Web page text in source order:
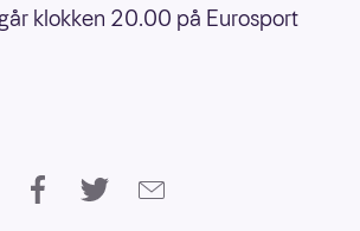
klokken 20.00 på Eurosport